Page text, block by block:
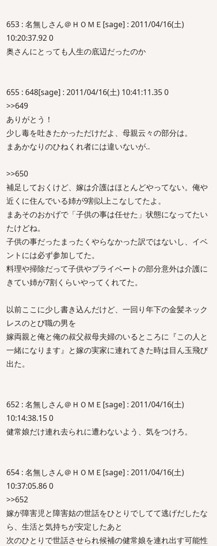
653 : 名無しさん＠ＨＯＭＥ[sage] : 2011/04/16(土)
10:20:37.92 0
奥さんにとっても人生の底辺だったのか
655 : 648[sage] : 2011/04/16(土) 10:41:11.35 0
>>649
ありがとう！
少し毒を吐きたかっただけだよ、母親云々の部分は。
まあかなりのひねくれ者には違いないが‥
>>650
補足しておくけど、嫁は介護はほとんどやってない。俺や
近くに住んでいる姉が9割以上こなしてたよ。
まあそのおかげで「子供の事は任せた」状態になってたい
たけどね。
子供の事だったまったくやらなかった訳ではないし、イベ
ントには必ず参加してた。
料理や掃除だって子供やプライベートの部分意外は介護に
きてい姉が7割くらいやってくれてた。
以前ここに少し書き込んだけど、一回り年下の金髪ネック
レスのとび職の男を
嫁両親と俺と俺の叔父叔母夫婦のいるところに『この人と
一緒になります』と嫁の実家に連れてきた時は目ん玉飛び
出た。
652 : 名無しさん＠ＨＯＭＥ[sage] : 2011/04/16(土)
10:14:38.15 0
健常娘だけ連れ去られに遭わないよう、気をつけろ。
654 : 名無しさん＠ＨＯＭＥ[sage] : 2011/04/16(土)
10:37:05.86 0
>>652
嫁が障害児と障害姑の世話をひとりでしてて逃げだしたな
ら、生活と気持ちが安定したあと
次のひとりで世話させられ候補の健常娘を連れ出す可能性